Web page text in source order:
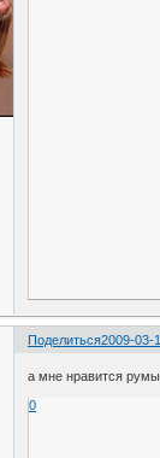
Поделиться2009-03-
а мне нравится
0